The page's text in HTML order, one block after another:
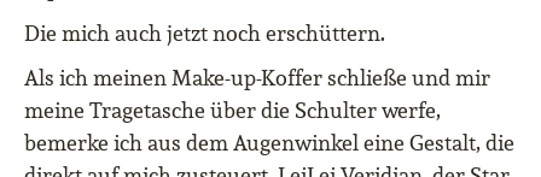
Die mich auch jetzt noch erschüttern.
Als ich meinen Make-up-Koffer schließe und mir
meine Tragetasche über die Schulter werfe,
bemerke ich aus dem Augenwinkel eine Gestalt, die